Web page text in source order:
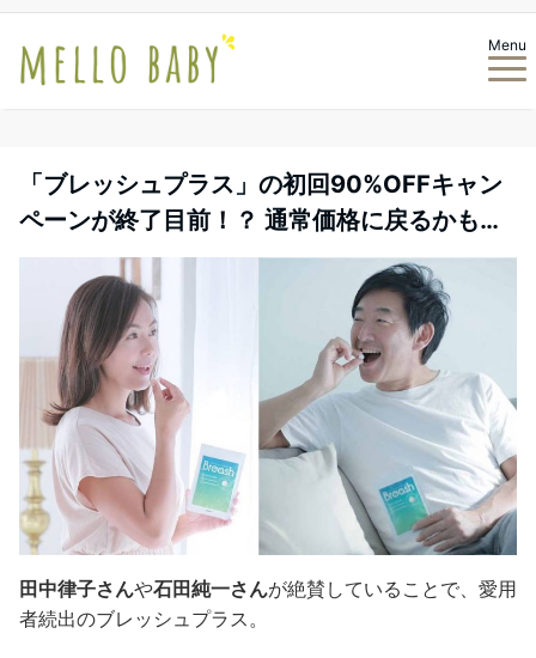
Menu
「ブレッシュプラス」の初回90%OFFキャン
ペーンが終了目前！？ 通常価格に戻るかも…
田中律子さんや石田純一さんが絶賛していることで、愛用
者続出のブレッシュプラス。